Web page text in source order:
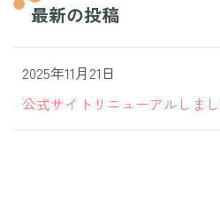
最新の投稿
2025年11月21日
公式サイトリニューアルしま